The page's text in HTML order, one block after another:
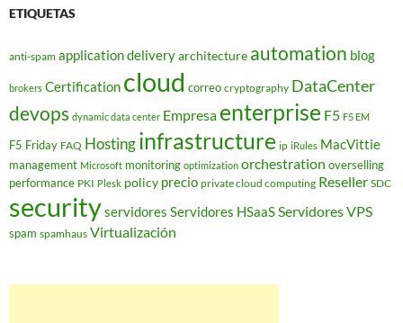
ETIQUETAS
anti-spam application deliveryarchitecture automation blog
brokers Certification cloud correo cryptography DataCenter
devops dynamic data center Empresa enterprise F5 F5 EM
F5 Friday FAQ Hostinginfrastructure ip iRules MacVittie
management Microsoft monitoring optimization orchestration overselling
performance PKI Plesk policy precio private cloud computing Reseller SDC
securityservidores Servidores HSaaSServidores VPS
spam spamhaus Virtualización